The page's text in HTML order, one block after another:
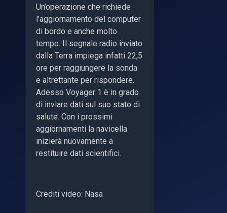
Un’operazione che richiede
l’aggiornamento del computer
di bordo e anche molto
tempo. Il segnale radio inviato
dalla Terra impiega infatti 22,5
ore per raggiungere la sonda
e altrettante per rispondere.
Adesso Voyager 1 è in grado
di inviare dati sul suo stato di
salute. Con i prossimi
aggiornamenti la navicella
inizierà nuovamente a
restituire dati scientifici.
Crediti video: Nasa